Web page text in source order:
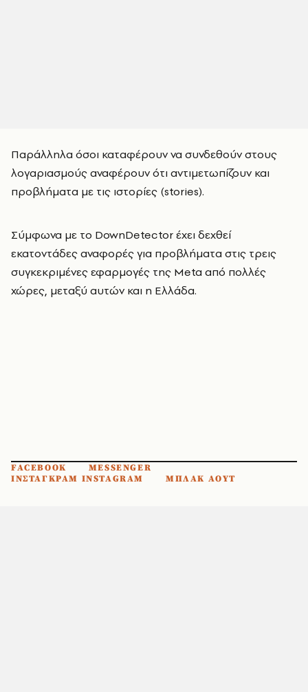
Παράλληλα όσοι καταφέρουν να συνδεθούν στους
λογαριασμούς αναφέρουν ότι αντιμετωπίζουν και
προβλήματα με τις ιστορίες (stories).
Σύμφωνα με το DownDetector έχει δεχθεί
εκατοντάδες αναφορές για προβλήματα στις τρεις
συγκεκριμένες εφαρμογές της Meta από πολλές
χώρες, μεταξύ αυτών και η Ελλάδα.
FACEBOOK
MESSENGER
ΙΝΣΤΑΓΚΡΑΜ INSTAGRAM
ΜΠΛΑΚ ΑΟΥΤ